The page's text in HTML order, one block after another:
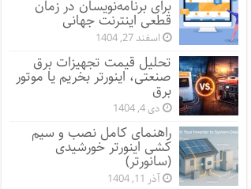
برای برنامه‌نویسان در زمان
قطعی اینترنت جهانی
اسفند 27, 1404
تحلیل قیمت تجهیزات برق
صنعتی، اینورتر بخریم یا موتور
برق
دی 4, 1404
راهنمای کامل نصب و سیم
کشی اینورتر خورشیدی
(سانورتر)
آذر 11, 1404